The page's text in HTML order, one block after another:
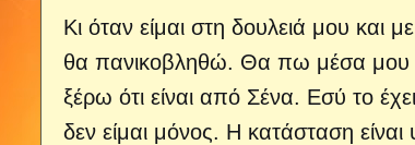
Κι όταν είμαι στη δουλειά μου
θα πανικοβληθώ. Θα πω μέσα μου
ξέρω ότι είναι από Σένα. Εσύ το
δεν είμαι μόνος. Η κατάσταση